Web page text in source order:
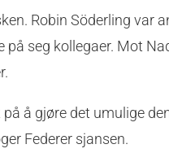
Robin Söderling
på seg kollegaer. Mot
å gjøre det umulige
Federer sjansen.